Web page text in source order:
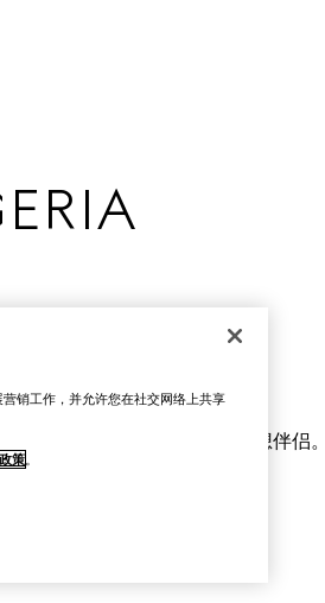
成为当季开启愉悦旅程的理想伴侣。
销工作，并允许您在社交网络上共享
策。